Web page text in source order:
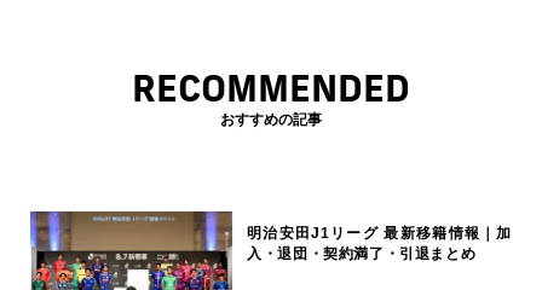
RECOMMENDED
おすすめの記事
明治安田J1リーグ 最新移籍情報｜加
入・退団・契約満了・引退まとめ